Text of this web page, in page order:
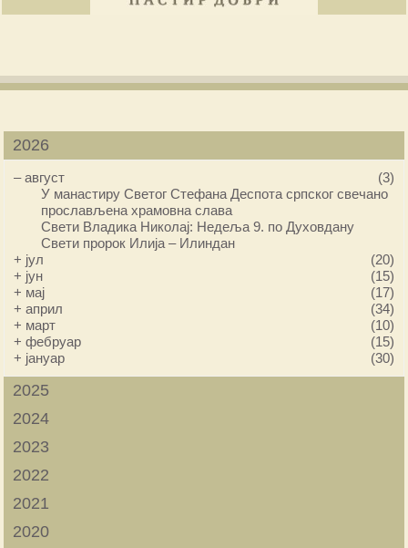
2026
–август
(3)
У манастиру Светог Стефана Деспота српског свечано
прослављена храмовна слава
Свети Владика Николај: Недеља 9. по Духовдану
Свети пророк Илија – Илиндан
+ јул
(20)
+ јун
(15)
+ мај
(17)
+април
(34)
+ март
(10)
+фебруар
(15)
+ јануар (30)
2025
2024
2023
2022
2021
2020